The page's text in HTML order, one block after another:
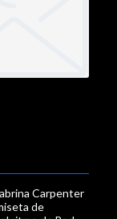
Carpenter
de